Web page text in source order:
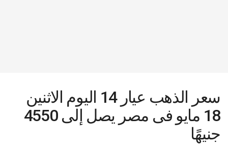
سعر الذهب عيار 14 اليوم الاثنين
18 مايو فى مصر يصل إلى 4550
جنيهًا